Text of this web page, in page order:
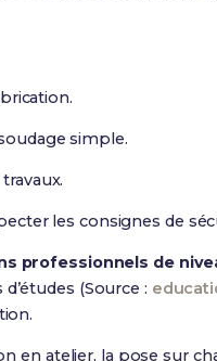
simple.
les consignes de
professionnels de
(Source :
en atelier, la pose sur